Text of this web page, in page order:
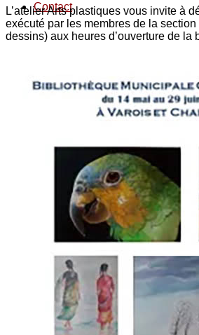
Contact
L’atelier Arts plastiques vous invite à
exécuté par les membres de la
dessins) aux heures d’ouverture de la